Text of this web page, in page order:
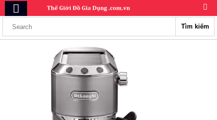
Tìm kiếm